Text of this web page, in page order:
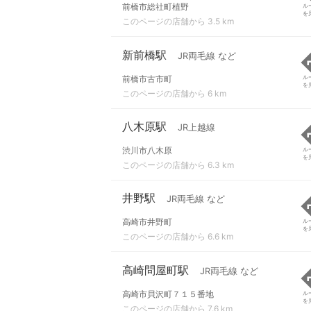
前橋市総社町植野
このページの店舗から 3.5 km
ル
を
新前橋駅 JR両毛線 など
前橋市古市町
このページの店舗から 6 km
ル
を
八木原駅 JR上越線
渋川市八木原
このページの店舗から 6.3 km
ル
を
井野駅 JR両毛線 など
高崎市井野町
このページの店舗から 6.6 km
ル
を
高崎問屋町駅 JR両毛線 など
高崎市貝沢町７１５番地
このページの店舗から 7.6 km
ル
を